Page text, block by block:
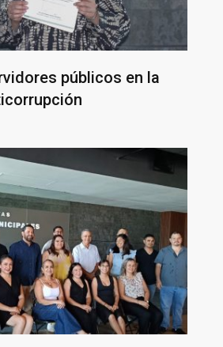
públicos en la